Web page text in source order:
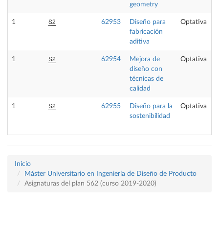
geometry
1 S2 62953
Diseño para
fabricación
aditiva
Optativa
1 S2 62954
Mejora de
diseño con
técnicas de
calidad
Optativa
1 S2 62955
Diseño para la
sostenibilidad
Optativa
Inicio
Máster Universitario en Ingeniería de Diseño de Producto
Asignaturas del plan 562 (curso 2019-2020)